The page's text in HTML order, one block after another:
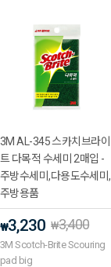
3M AL-345 스카치브라이
트 다목적 수세미 2매입 -
주방수세미,다용도수세미,
주방용품
₩3,230 ₩3,400
3M Scotch-Brite Scouring
pad big